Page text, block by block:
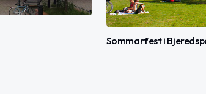
Sommarfest i